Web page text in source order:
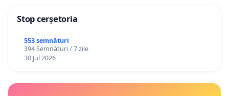
Stop cerșetoria
553 semnături
394 Semnături / 7 zile
30 Jul 2026